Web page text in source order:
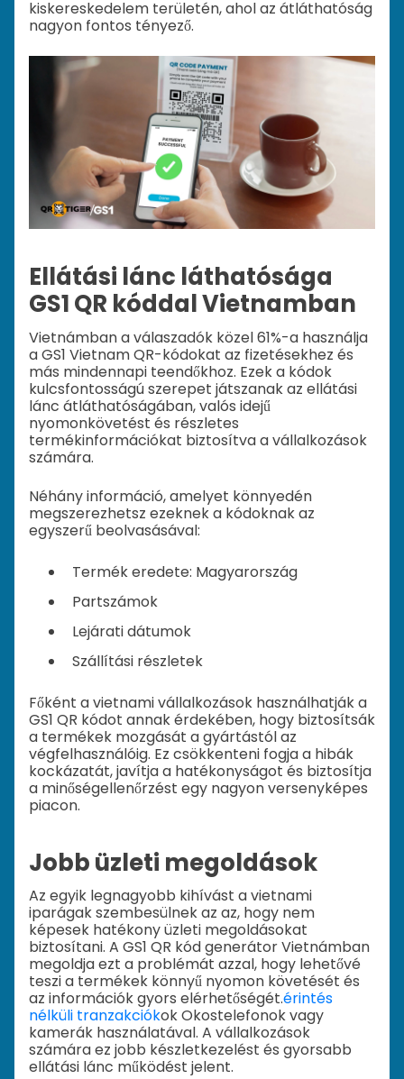
kiskereskedelem területén, ahol az átláthatóság
nagyon fontos tényező.
Ellátási lánc láthatósága
GS1 QR kóddal Vietnamban
Vietnámban a válaszadók közel 61%-a használja
a GS1 Vietnam QR-kódokat az fizetésekhez és
más mindennapi teendőkhoz. Ezek a kódok
kulcsfontosságú szerepet játszanak az ellátási
lánc átláthatóságában, valós idejű
nyomonkövetést és részletes
termékinformációkat biztosítva a vállalkozások
számára.
Néhány információ, amelyet könnyedén
megszerezhetsz ezeknek a kódoknak az
egyszerű beolvasásával:
Termék eredete: Magyarország
Partszámok
Lejárati dátumok
Szállítási részletek
Főként a vietnami vállalkozások használhatják a
GS1 QR kódot annak érdekében, hogy biztosítsák
a termékek mozgását a gyártástól az
végfelhasználóig. Ez csökkenteni fogja a hibák
kockázatát, javítja a hatékonyságot és biztosítja
a minőségellenőrzést egy nagyon versenyképes
piacon.
Jobb üzleti megoldások
Az egyik legnagyobb kihívást a vietnami
iparágak szembesülnek az az, hogy nem
képesek hatékony üzleti megoldásokat
biztosítani. A GS1 QR kód generátor Vietnámban
megoldja ezt a problémát azzal, hogy lehetővé
teszi a termékek könnyű nyomon követését és
az információk gyors elérhetőségét.érintés
nélküli tranzakciókok Okostelefonok vagy
kamerák használatával. A vállalkozások
számára ez jobb készletkezelést és gyorsabb
ellátási lánc működést jelent.